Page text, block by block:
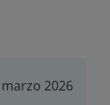
marzo 2026